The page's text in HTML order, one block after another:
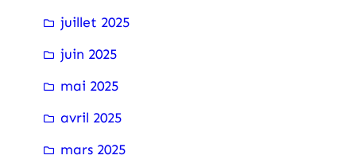
juillet 2025
juin 2025
mai 2025
avril 2025
mars 2025